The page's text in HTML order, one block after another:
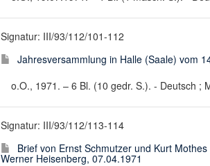
Signatur: III/93/112/101-112
Jahresversammlung in Halle (Saale) vom
o.O., 1971. – 6 Bl. (10 gedr. S.). - Deutsch ;
Signatur: III/93/112/113-114
Brief von Ernst Schmutzer und Kurt
Werner Heisenberg, 07.04.1971